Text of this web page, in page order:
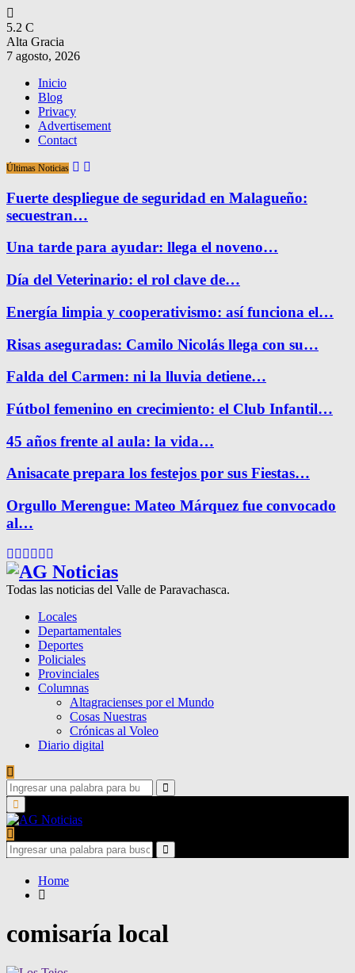
5.2 C
Alta Gracia
7 agosto, 2026
Inicio
Blog
Privacy
Advertisement
Contact
Últimas Noticias
Fuerte despliegue de seguridad en Malagueño:
secuestran…
Una tarde para ayudar: llega el noveno…
Día del Veterinario: el rol clave de…
Energía limpia y cooperativismo: así funciona el…
Risas aseguradas: Camilo Nicolás llega con su…
Falda del Carmen: ni la lluvia detiene…
Fútbol femenino en crecimiento: el Club Infantil…
45 años frente al aula: la vida…
Anisacate prepara los festejos por sus Fiestas…
Orgullo Merengue: Mateo Márquez fue convocado
al…
Facebook
Twitter
Instagram
Pinterest
Google
Todas las noticias del Valle de Paravachasca.
Locales
Departamentales
Deportes
Policiales
Provinciales
Columnas
Altagracienses por el Mundo
Cosas Nuestras
Crónicas al Voleo
Diario digital
Search
for:
Search
Primary
Menu
Search
for:
Search
Home
comisaría local